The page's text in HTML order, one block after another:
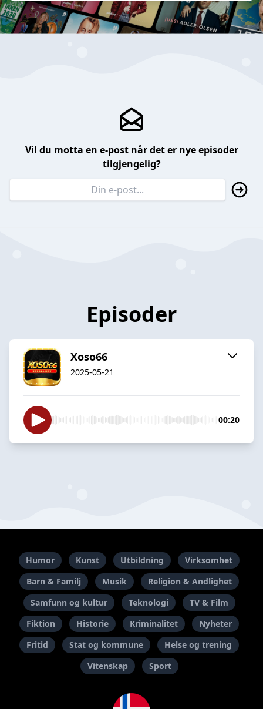
Vil du motta en e-post når det er nye episoder
tilgjengelig?
Episoder
Xoso66
2025-05-21
00:20
Humor Kunst Utbildning
Virksomhet
Barn & Familj
Musik
Religion & Andlighet
Samfunn og kultur
Teknologi
TV & Film
Fiktion
Historie Kriminalitet
Nyheter
Fritid
Stat og kommune
Helse og trening
Vitenskap
Sport